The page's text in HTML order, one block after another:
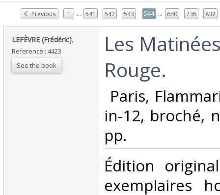
Previous 1 ... 541 542 543 544 ... 640 736 832
‎LEFÈVRE (Frédéric).‎
Reference : 4423
See the book
‎Les
Rouge.‎
Paris,
in-12, broché,
pp. ‎
‎Édition
exemplaires